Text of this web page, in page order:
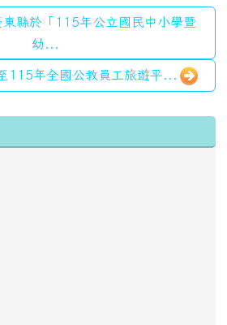
縣於「115年公立國民中小學暨
幼...
年全國公教員工旅遊平...